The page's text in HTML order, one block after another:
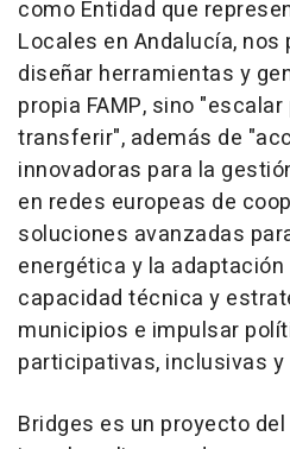
como Entidad que
Locales en Andalucía,
diseñar herramientas y
propia FAMP, sino
transferir", además de
innovadoras para la
en redes europeas de
soluciones avanzadas
energética y la
capacidad técnica y
municipios e impulsar
participativas, inclusivas
Bridges es un proyecto del